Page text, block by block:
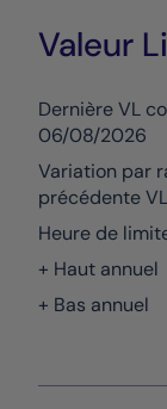
Valeur
Dernière VL
06/08/2026
Variation par
précédente VL
Heure de
+ Haut annuel
+ Bas annuel